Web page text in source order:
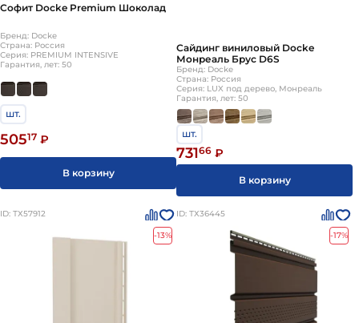
Софит Docke Premium Шоколад
Бренд: Docke
Страна: Россия
Серия: PREMIUM INTENSIVE
Гарантия, лет: 50
шт.
50517 ₽
В корзину
Сайдинг виниловый Docke
Монреаль Брус D6S
Бренд: Docke
Страна: Россия
Серия: LUX под дерево, Монреаль
Гарантия, лет: 50
шт.
73166 ₽
В корзину
ID: ТХ57912
-13%
ID: ТХ36445
-17%